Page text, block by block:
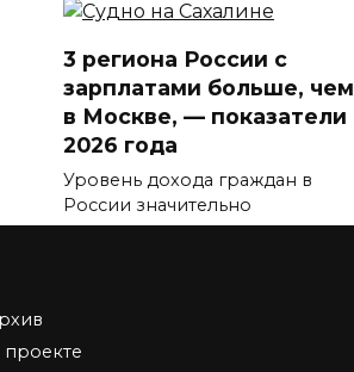
3 региона России с
зарплатами больше, чем
в Москве, — показатели
2026 года
Уровень дохода граждан в
России значительно
отличается